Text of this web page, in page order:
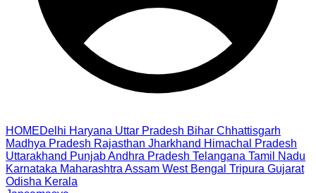
HOMEDelhi Haryana Uttar Pradesh Bihar Chhattisgarh
Madhya Pradesh Rajasthan Jharkhand Himachal Pradesh
Uttarakhand PunjabAndhra Pradesh Telangana Tamil Nadu
Karnataka Maharashtra Assam West Bengal Tripura Gujarat
Odisha Kerala